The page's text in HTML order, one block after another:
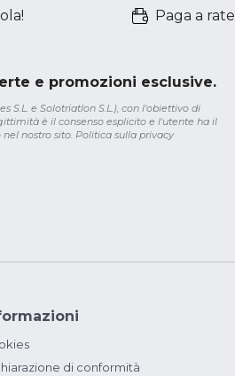
Paga a rate
e promozioni esclusive.
S.L. e Solotriatlon S.L.), con l'obiettivo di
è il consenso esplicito e l'utente ha il
nostro sito. Politica sulla privacy
di conformità